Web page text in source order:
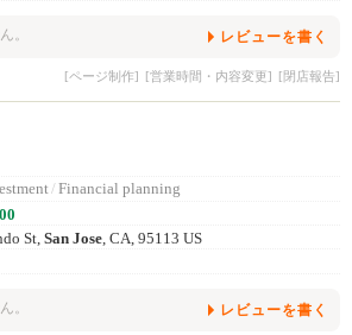
。 レビューを書く
[ページ制作] [営業時間・内容変更] [閉店報告]
/ Financial planning
St, San Jose, CA, 95113 US
。 レビューを書く